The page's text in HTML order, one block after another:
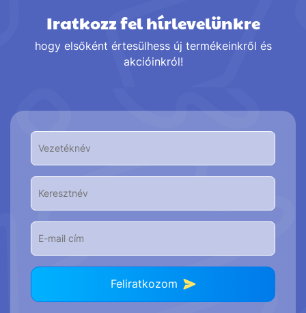
Iratkozz fel hírlevelünkre
hogy elsőként értesülhess új termékeinkről és
akcióinkról!
Feliratkozom